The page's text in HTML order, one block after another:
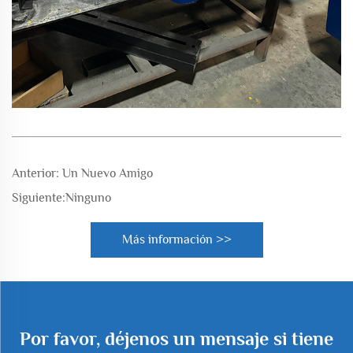
Anterior: Un Nuevo Amigo
Siguiente:Ninguno
Más información >>
Por favor, déjenos un mensaje si tiene